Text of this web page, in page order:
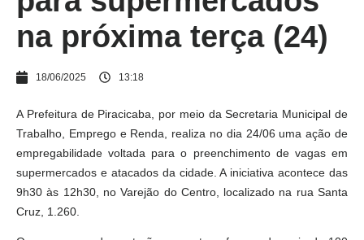
na próxima terça (24)
18/06/2025 13:18
A Prefeitura de Piracicaba, por meio da Secretaria Municipal de
Trabalho, Emprego e Renda, realiza no dia 24/06 uma ação de
empregabilidade voltada para o preenchimento de vagas em
supermercados e atacados da cidade. A iniciativa acontece das
9h30 às 12h30, no Varejão do Centro, localizado na rua Santa
Cruz, 1.260.